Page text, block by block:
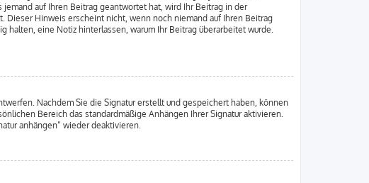
auf Ihren Beitrag geantwortet hat, wird Ihr Beitrag in der
Dieser Hinweis erscheint nicht, wenn noch niemand auf Ihren Beitrag
eine Notiz hinterlassen, warum Ihr Beitrag überarbeitet wurde.
Nachdem Sie die Signatur erstellt und gespeichert haben, können
Bereich das standardmäßige Anhängen Ihrer Signatur aktivieren.
anhängen“ wieder deaktivieren.